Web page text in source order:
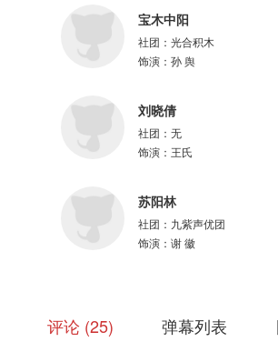
孙 舆：宝木中阳@cucn201宝木中阳
唐 博：孙熹鹤@配音演员孙熹鹤
游德川：大象@我本抽象
穆 风：姜子翰@忠肝义胆老Tom
唐 伩：蔡二狗@俺叫蔡二狗
摇 光：易湫@Aneventfulkid易湫
林正韬：赵哲豪@小赵今天也还是萌新
刘李桥@子乔菌 木小柏@木小柏 赵哲豪@小
= 主题曲·《青山雪》=
宝木中阳
社团： 光合积木
饰演： 孙 舆
刘晓倩
社团： 无
饰演： 王氏
苏阳林
社团： 九紫声优团
饰演： 谢 徽
评论 25 弹幕列表